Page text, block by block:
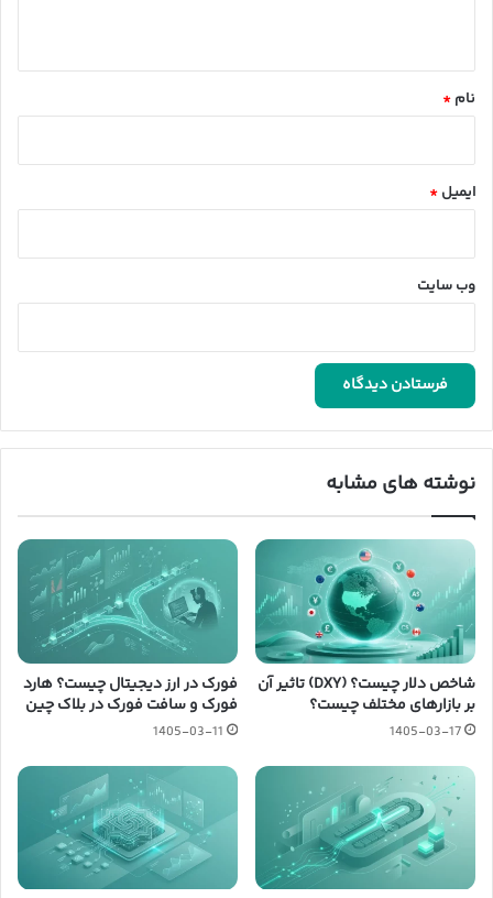
نام *
ایمیل *
وب‌ سایت
نوشته های مشابه
شاخص دلار چیست؟ (DXY) تاثیر آن
بر بازارهای مختلف چیست؟
1405-03-17
فورک در ارز دیجیتال چیست؟ هارد
فورک و سافت فورک در بلاک چین
1405-03-11